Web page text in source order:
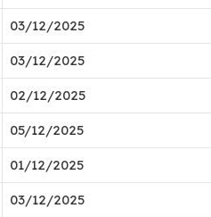
03/12/2025
03/12/2025
02/12/2025
05/12/2025
01/12/2025
03/12/2025